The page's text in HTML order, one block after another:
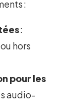
:
:
hors
pour les
audio-